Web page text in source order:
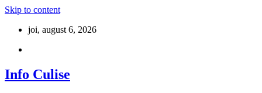
Skip to content
joi, august 6, 2026
Info Culise